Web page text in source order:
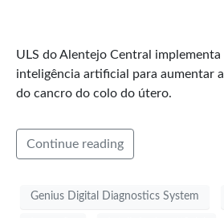
ULS do Alentejo Central implementa
inteligência artificial para aumentar
do cancro do colo do útero.
Continue reading
Genius Digital Diagnostics System